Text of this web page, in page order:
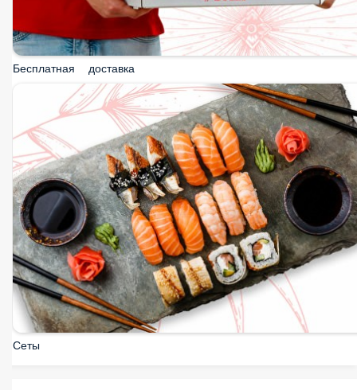
Бесплатная доставка
Сеты